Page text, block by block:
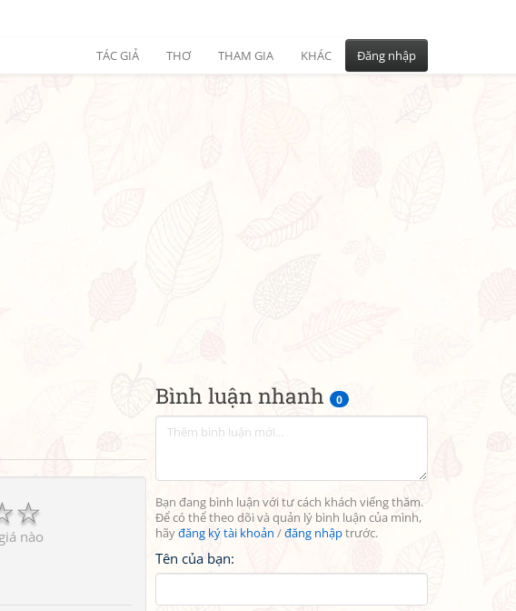
TÁC GIẢ THƠ THAM GIA KHÁC Đăng nhập
Bình luận nhanh 0
Bạn đang bình luận với tư cách khách viếng thăm.
Để có thể theo dõi và quản lý bình luận của mình,
hãyđăng ký tài khoản /đăng nhậptrước.
Tên của bạn:
☆
nào